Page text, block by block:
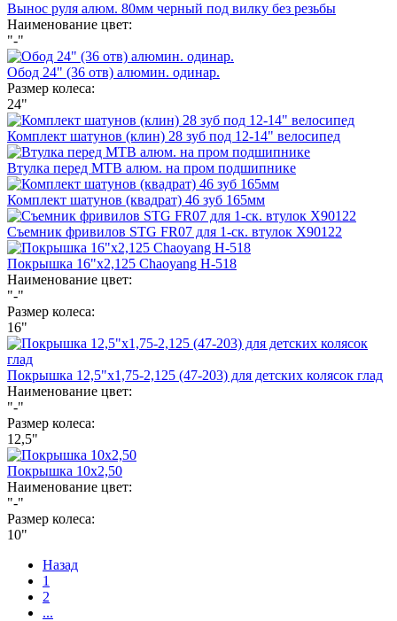
Вынос руля алюм. 80мм черный под вилку без резьбы
Наименование цвет:
"-"
Обод 24" (36 отв) алюмин. одинар.
Размер колеса:
24"
Комплект шатунов (клин) 28 зуб под 12-14" велосипед
Втулка перед МТВ алюм. на пром подшипнике
Комплект шатунов (квадрат) 46 зуб 165мм
Съемник фривилов STG FR07 для 1-ск. втулок Х90122
Покрышка 16"х2,125 Chaoyang Н-518
Наименование цвет:
"-"
Размер колеса:
16"
Покрышка 12,5"х1,75-2,125 (47-203) для детских колясок глад
Наименование цвет:
"-"
Размер колеса:
12,5"
Покрышка 10х2,50
Наименование цвет:
"-"
Размер колеса:
10"
Назад
1
2
...